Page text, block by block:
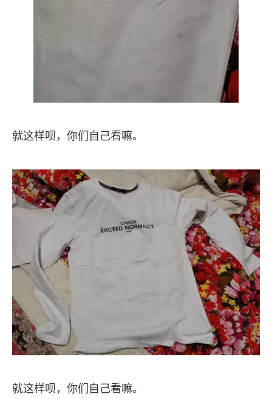
就这样呗，你们自己看嘛。
就这样呗，你们自己看嘛。